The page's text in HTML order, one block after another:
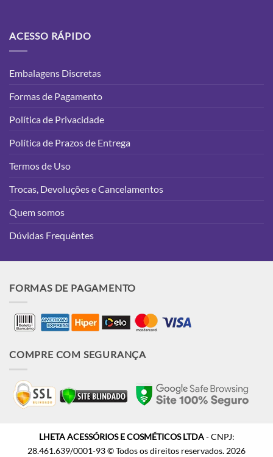
ACESSO RÁPIDO
Embalagens Discretas
Formas de Pagamento
Política de Privacidade
Política de Prazos de Entrega
Termos de Uso
Trocas, Devoluções e Cancelamentos
Quem somos
Dúvidas Frequêntes
FORMAS DE PAGAMENTO
COMPRE COM SEGURANÇA
LHETA ACESSÓRIOS E COSMÉTICOS LTDA- CNPJ:
28.461.639/0001-93© Todos os direitos reservados. 2026